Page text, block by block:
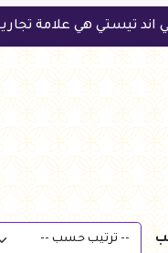
منخفض الكربوهيدرات
منخفض البروتين
النباتين
النظام النباتي
تجارية رائدة تقدم